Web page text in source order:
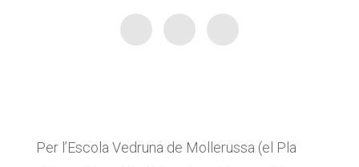
Per l’Escola Vedruna de Mollerussa (el Pla